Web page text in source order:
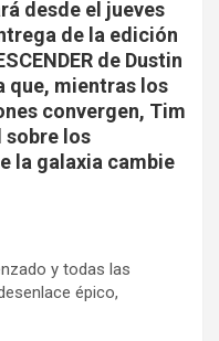
desde el jueves
de la edición
de Dustin
que, mientras los
convergen, Tim
sobre los
la galaxia cambie
y todas las
épico,